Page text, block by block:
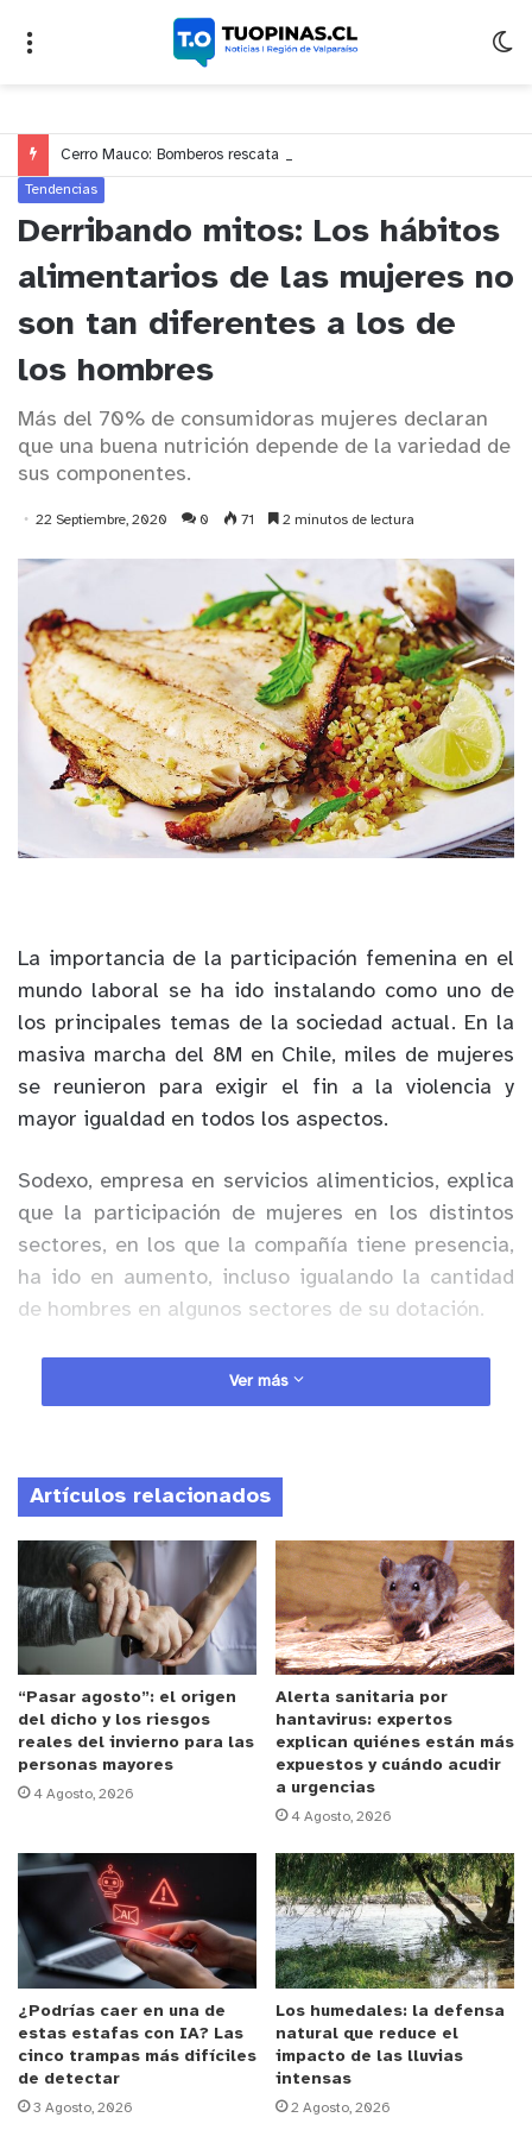
Tendencias
Derribando mitos: Los hábitos
alimentarios de las mujeres no
son tan diferentes a los de
los hombres
Más del 70% de consumidoras mujeres declaran
que una buena nutrición depende de la variedad de
sus componentes.
22 Septiembre, 2020 0 71 2 minutos de lectura
La importancia de la participación femenina en el
mundo laboral se ha ido instalando como uno de
los principales temas de la sociedad actual. En la
masiva marcha del 8M en Chile, miles de mujeres
se reunieron para exigir el fin a la violencia y
mayor igualdad en todos los aspectos.
Sodexo, empresa en servicios alimenticios, explica
que la participación de mujeres en los distintos
sectores, en los que la compañía tiene presencia,
ha ido en aumento, incluso igualando la cantidad
de hombres en algunos sectores de su dotación.
Anuncio Patrocinado
Uno de los parámetros que la compañía analiza
género femenino, para de esta forma enfocar su
servicio acorde a las expectativas de sus
consumidoras. En este camino, ycon información
objetiva, es que se van derribando algunos mitos
como, por ejemplo, que las mujeres prefieren
comer ensaladas, saltarse el postre y evitar a toda
costa los carbohidratos . Según sus conclusiones,
es posible apreciar que los hábitos alimentarios
de ambos géneros son cada vez más parecidos.
De acuerdo con la encuesta de satisfacción que
anualmente Sodexo aplica a sus Clientes y
Consumidores, tanto las mujeres como los
hombres, a lo largo de todas las Industrias,
prefieren comer saludable y sin discriminar la
cantidad. Sin embargo, en los sectores de la
industria farmacéutica y bancaria, prefieren platos
con una composición equilibrada de carbohidratos,
grasas y proteínas; mientras que la industria
manufacturera, los carbohidratos toman el
protagonismo, pues la papa, el arroz y los fideos,
Ver más
Artículos relacionados
“Pasar agosto”: el origen
del dicho y los riesgos
reales del invierno para las
personas mayores
4 Agosto, 2026
Alerta sanitaria por
hantavirus: expertos
explican quiénes están más
expuestos y cuándo acudir
a urgencias
4 Agosto, 2026
¿Podrías caer en una de
estas estafas con IA? Las
cinco trampas más difíciles
de detectar
3 Agosto, 2026
Los humedales: la defensa
natural que reduce el
impacto de las lluvias
intensas
2 Agosto, 2026